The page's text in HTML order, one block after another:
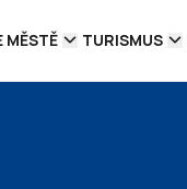
MĚSTĚ TURISMUS